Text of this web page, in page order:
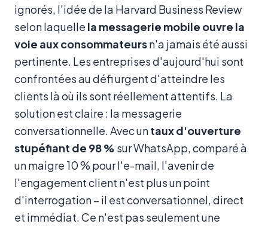
ignorés, l'idée de la Harvard Business Review
selon laquelle la messagerie mobile ouvre la
voie aux consommateursn'a jamais été aussi
pertinente. Les entreprises d'aujourd'hui sont
confrontées au défi urgent d'atteindre les
clients là où ils sont réellement attentifs. La
solution est claire : la messagerie
conversationnelle. Avec untaux d'ouverture
stupéfiant de 98 % sur WhatsApp, comparé à
un maigre 10 % pour l'e-mail, l'avenir de
l'engagement client n'est plus un point
d'interrogation – il est conversationnel, direct
et immédiat. Ce n'est pas seulement une